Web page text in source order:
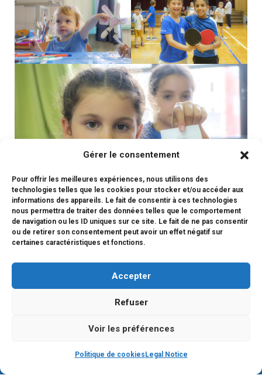
Gérer le consentement
Pour offrir les meilleures expériences, nous utilisons des
technologies telles que les cookies pour stocker et/ou accéder aux
informations des appareils. Le fait de consentir à ces technologies
nous permettra de traiter des données telles que le comportement
de navigation ou les ID uniques sur ce site. Le fait de ne pas consentir
ou de retirer son consentement peut avoir un effet négatif sur
certaines caractéristiques et fonctions.
Accepter
Refuser
Voir les préférences
Politique de cookies Legal Notice
#afterschoolactivity
Copyright © 2026 LFI KYOTO